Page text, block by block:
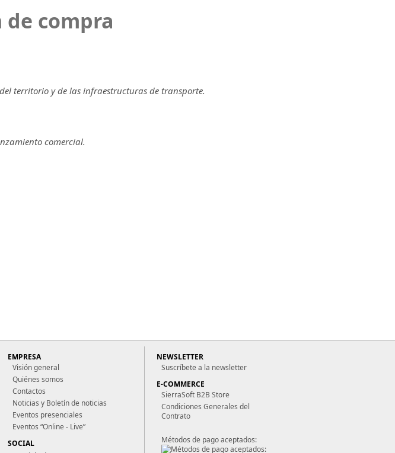
compra
territorio y de las infraestructuras de transporte.
comercial.
EMPRESA
Visión general
Quiénes somos
Contactos
Noticias y Boletín de noticias
Eventos presenciales
Eventos “Online - Live”
SOCIAL
NEWSLETTER
Suscríbete a la newsletter
E-COMMERCE
SierraSoft B2B Store
Condiciones Generales del
Contrato
Métodos de pago aceptados: